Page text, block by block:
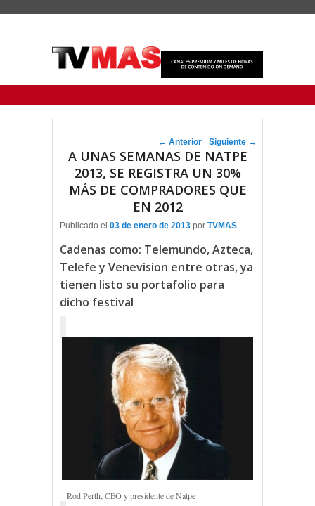
Navegador de artículos
← Anterior Siguiente →
A UNAS SEMANAS DE NATPE
2013, SE REGISTRA UN 30%
MÁS DE COMPRADORES QUE
EN 2012
Publicado el 03 de enero de 2013 por TVMAS
Cadenas como: Telemundo, Azteca,
Telefe y Venevision entre otras, ya
tienen listo su portafolio para
dicho festival
Rod Perth, CEO y presidente de Natpe